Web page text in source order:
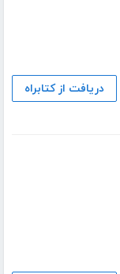
دریافت از کتابراه